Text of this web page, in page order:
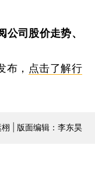
公司股价走势、
， 点击了解行
| 版面编辑：李东昊